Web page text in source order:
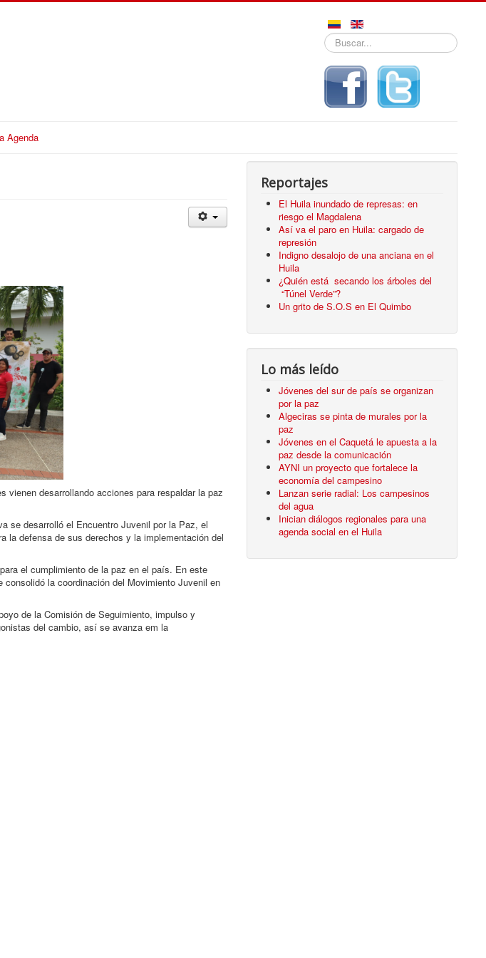
Buscar...
Agenda
vienen desarrollando acciones para respaldar la paz
se desarrolló el Encuentro Juvenil por la Paz, el
la defensa de sus derechos y la implementación del
el cumplimiento de la paz en el país. En este
la coordinación del Movimiento Juvenil en
de la Comisión de Seguimiento, impulso y
del cambio, así se avanza em la
Reportajes
El Huila inundado de represas: en
riesgo el Magdalena
Así va el paro en Huila: cargado de
represión
Indigno desalojo de una anciana en el
Huila
¿Quién está secando los árboles del
“Túnel Verde”?
Un grito de S.O.S en El Quimbo
Lo más leído
Jóvenes del sur de país se organizan
por la paz
Algeciras se pinta de murales por la
paz
Jóvenes en el Caquetá le apuesta a la
paz desde la comunicación
AYNI un proyecto que fortalece la
economía del campesino
Lanzan serie radial: Los campesinos
del agua
Inician diálogos regionales para una
agenda social en el Huila